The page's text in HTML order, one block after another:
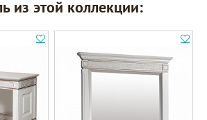
из этой коллекции: